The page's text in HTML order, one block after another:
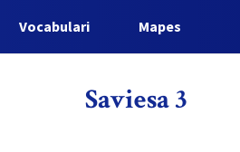
Vocabulari Mapes
Saviesa 3